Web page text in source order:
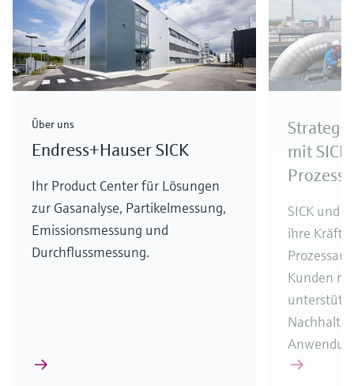
Über uns
Endress+Hauser SICK
Ihr Product Center für Lösungen
zur Gasanalyse, Partikelmessung,
Emissionsmessung und
Durchflussmessung.
mit
SICK und
ihre Kräfte
Kunden